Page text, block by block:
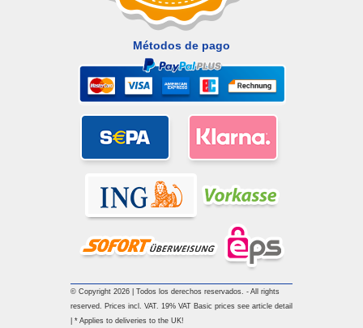
Métodos de pago
© Copyright 2026 | Todos los derechos reservados. - All rights
reserved. Prices incl. VAT. 19% VAT Basic prices see article detail
| * Applies to deliveries to the UK!